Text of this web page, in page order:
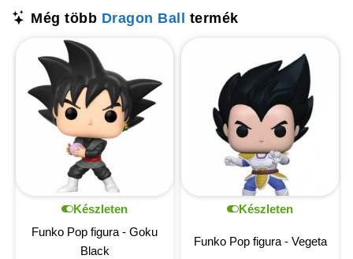
Még több Dragon Ball termék
Készleten
Funko Pop figura - Goku
Black
Készleten
Funko Pop figura - Vegeta